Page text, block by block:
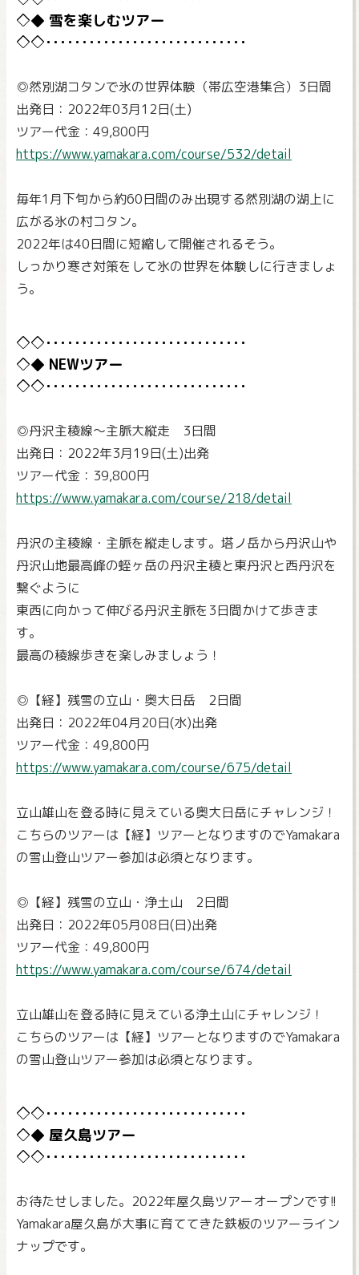
雪を楽しむツアー
◎然別湖コタンで氷の世界体験（帯広空港集合）3日間
出発日：2022年03月12日(土)
ツアー代金：49,800円
https://www.yamakara.com/course/532/detail
毎年1月下旬から約60日間のみ出現する然別湖の湖上に
広がる氷の村コタン。
2022年は40日間に短縮して開催されるそう。
しっかり寒さ対策をして氷の世界を体験しに行きましょ
う。
NEWツアー
◎丹沢主稜線～主脈大縦走 3日間
出発日：2022年3月19日(土)出発
ツアー代金：39,800円
https://www.yamakara.com/course/218/detail
丹沢の主稜線・主脈を縦走します。塔ノ岳から丹沢山や
丹沢山地最高峰の蛭ヶ岳の丹沢主稜と東丹沢と西丹沢を
繋ぐように
東西に向かって伸びる丹沢主脈を3日間かけて歩きま
す。
最高の稜線歩きを楽しみましょう！
◎【経】残雪の立山・奥大日岳 2日間
出発日：2022年04月20日(水)出発
ツアー代金：49,800円
https://www.yamakara.com/course/675/detail
立山雄山を登る時に見えている奥大日岳にチャレンジ！
こちらのツアーは【経】ツアーとなりますのでYamakara
の雪山登山ツアー参加は必須となります。
◎【経】残雪の立山・浄土山 2日間
出発日：2022年05月08日(日)出発
ツアー代金：49,800円
https://www.yamakara.com/course/674/detail
立山雄山を登る時に見えている浄土山にチャレンジ！
こちらのツアーは【経】ツアーとなりますのでYamakara
の雪山登山ツアー参加は必須となります。
屋久島ツアー
お待たせしました。2022年屋久島ツアーオープンです!!
Yamakara屋久島が大事に育ててきた鉄板のツアーライン
ナップです。